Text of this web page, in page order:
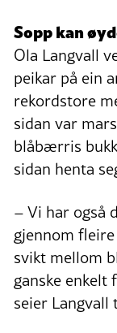
Sopp kan
Ola Langvall
peikar på ein
rekordstore
sidan var
blåbærris
sidan henta
– Vi har også
gjennom
svikt mellom
ganske
seier Langvall